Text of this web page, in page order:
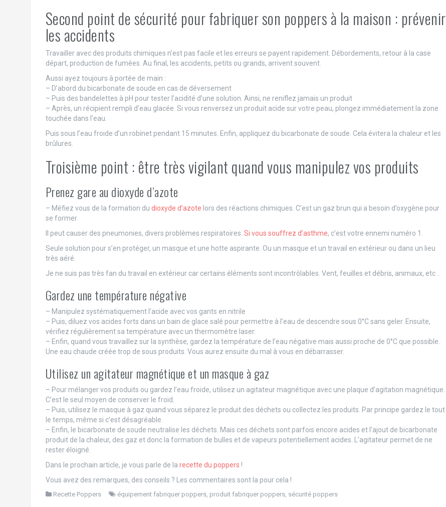
Second point de sécurité pour fabriquer son poppers à la maison : prévenir
les accidents
Travailler avec des produits chimiques n’est pas facile et les erreurs se payent rapidement. Débordements, retour à la case
départ, production de fumées. Au final, les accidents, petits ou grands, arrivent souvent.
Aussi ayez toujours à portée de main :
– D’abord du bicarbonate de soude en cas de déversement
– Puis des bandelettes à pH pour tester l’acidité d’une solution. Ainsi, ne reniflez jamais un produit
– Après, un récipient rempli d’eau glacée. Si vous renversez un produit acide sur votre peau, plongez immédiatement la zone
touchée dans l’eau.
Puis sous l’eau froide d’un robinet pendant 15 minutes. Enfin, appliquez du bicarbonate de soude. Cela évitera la chaleur et les
brûlures.
Troisième point : être très vigilant quand vous manipulez vos produits
Prenez gare au dioxyde d’azote
– Méfiez vous de la formation du dioxyde d’azote lors des réactions chimiques. C’est un gaz brun qui a besoin d’oxygène pour
se former.
Il peut causer des pneumonies, divers problèmes respiratoires. Si vous souffrez d’asthme, c’est votre ennemi numéro 1.
Seule solution pour s’en protéger, un masque et une hotte aspirante. Ou un masque et un travail en extérieur ou dans un lieu
très aéré.
Je ne suis pas très fan du travail en extérieur car certains éléments sont incontrôlables. Vent, feuilles et débris, animaux, etc ..
Gardez une température négative
– Manipulez systématiquement l’acide avec vos gants en nitrile
– Puis, diluez vos acides forts dans un bain de glace salé pour permettre à l’eau de descendre sous 0°C sans geler. Ensuite,
vérifiez régulièrement sa température avec un thermomètre laser.
– Enfin, quand vous travaillez sur la synthèse, gardez la température de l’eau négative mais aussi proche de 0°C que possible.
Une eau chaude créée trop de sous produits. Vous aurez ensuite du mal à vous en débarrasser.
Utilisez un agitateur magnétique et un masque à gaz
– Pour mélanger vos produits ou gardez l’eau froide, utilisez un agitateur magnétique avec une plaque d’agitation magnétique.
C’est le seul moyen de conserver le froid.
– Puis, utilisez le masque à gaz quand vous séparez le produit des déchets ou collectez les produits. Par principe gardez le tout
le temps, même si c’est désagréable.
– Enfin, le bicarbonate de soude neutralise les déchets. Mais ces déchets sont parfois encore acides et l’ajout de bicarbonate
produit de la chaleur, des gaz et donc la formation de bulles et de vapeurs potentiellement acides. L’agitateur permet de ne
rester éloigné.
Dans le prochain article, je vous parle de la recette du poppers !
Vous avez des remarques, des conseils ? Les commentaires sont la pour cela !
Recette Poppers équipement fabriquer poppers, produit fabriquer poppers, sécurité poppers